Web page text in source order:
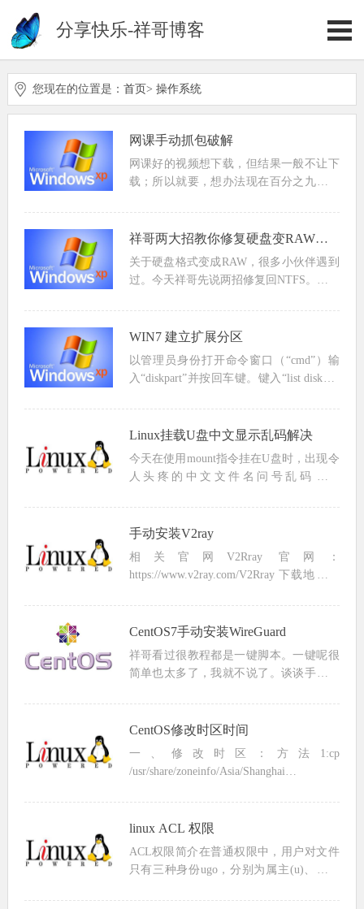
分享快乐-祥哥博客
您现在的位置是： 首页> 操作系统
网课手动抓包破解
网课好的视频想下载，但结果一般不让下
载；所以就要，想办法现在百分之九十就
条件了，就可以利用m3u8批量下载工具下
载了。...
祥哥两大招教你修复硬盘变RAW之恢愎
关于硬盘格式变成RAW，很多小伙伴遇到
过。今天祥哥先说两招修复回NTFS。关于
数据恢愎软件备份数据。在做修复。以下
两种方法都成...
WIN7 建立扩展分区
以管理员身份打开命令窗口（“cmd”）输
入“diskpart”并按回车键。键入“list disk”并
X）并按回车键。...
Linux挂载U盘中文显示乱码解决
今天在使用mount指令挂在U盘时，出现令
人头疼的中文文件名问号乱码。问
案： 使用umo...
手动安装V2ray
相关官网V2Rray 官网：
https://www.v2ray.com/V2Rray 下载地址：
CentOS7手动安装WireGuard
祥哥看过很教程都是一键脚本。一键呢很
简单也太多了，我就不说了。谈谈手动。
统内核yum -y install epel...
CentOS修改时区时间
一、修改时区：方法1:cp
/usr/share/zoneinfo/Asia/Shanghai
linux ACL 权限
ACL权限简介在普通权限中，用户对文件
只有三种身份ugo，分别为属主(u)、属组